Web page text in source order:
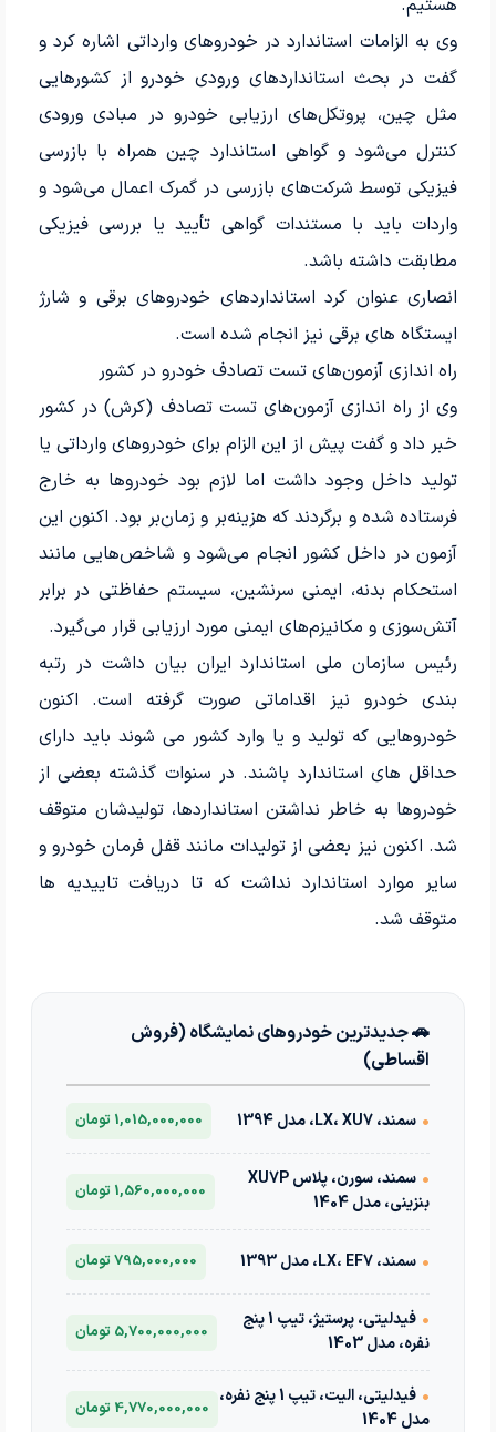
هستیم.
وی به الزامات استاندارد در خودروهای وارداتی اشاره کرد و
گفت در بحث استانداردهای ورودی خودرو از کشورهایی
مثل چین، پروتکل‌های ارزیابی خودرو در مبادی ورودی
کنترل می‌شود و گواهی استاندارد چین همراه با بازرسی
فیزیکی توسط شرکت‌های بازرسی در گمرک اعمال می‌شود و
واردات باید با مستندات گواهی تأیید یا بررسی فیزیکی
مطابقت داشته باشد.
انصاری عنوان کرد استانداردهای خودروهای برقی و شارژ
ایستگاه های برقی نیز انجام شده است.
راه اندازی آزمون‌های تست تصادف خودرو در کشور
وی از راه اندازی آزمون‌های تست تصادف (کرش) در کشور
خبر داد و گفت پیش از این الزام برای خودروهای وارداتی یا
تولید داخل وجود داشت اما لازم بود خودروها به خارج
فرستاده شده و برگردند که هزینه‌بر و زمان‌بر بود. اکنون این
آزمون در داخل کشور انجام می‌شود و شاخص‌هایی مانند
استحکام بدنه، ایمنی سرنشین، سیستم حفاظتی در برابر
آتش‌سوزی و مکانیزم‌های ایمنی مورد ارزیابی قرار می‌گیرد.
رئیس سازمان ملی استاندارد ایران بیان داشت در رتبه
بندی خودرو نیز اقداماتی صورت گرفته است. اکنون
خودروهایی که تولید و یا وارد کشور می شوند باید دارای
حداقل های استاندارد باشند. در سنوات گذشته بعضی از
خودروها به خاطر نداشتن استانداردها، تولیدشان متوقف
شد. اکنون نیز بعضی از تولیدات مانند قفل فرمان خودرو و
سایر موارد استاندارد نداشت که تا دریافت تاییدیه ها
متوقف شد.
🚗 جدیدترین خودروهای نمایشگاه (فروش
اقساطی)
• سمند، LX، XU7، مدل 1394 1,015,000,000 تومان
•
سمند، سورن، پلاس XU7P
بنزینی، مدل 1404
1,560,000,000 تومان
• سمند، LX، EF7، مدل 1393 795,000,000 تومان
•
فیدلیتی، پرستیژ، تیپ 1 پنج
نفره، مدل 1403
5,700,000,000 تومان
•
فیدلیتی، الیت، تیپ 1 پنج نفره،
مدل 1404
4,770,000,000 تومان